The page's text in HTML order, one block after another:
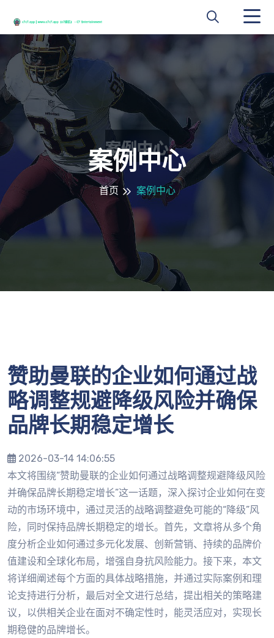
案例中心
首页 案例中心
赞助曼联的企业如何通过战
略调整规避降级风险并确保
品牌长期稳定增长
2026-03-14 14:06:55
本文将围绕“赞助曼联的企业如何通过战略调整规避降级风险
并确保品牌长期稳定增长”这一话题，深入探讨企业如何在变
动的市场环境中，通过灵活的战略调整避免可能的“降级”风
险，同时保持品牌长期稳定的增长。首先，文章将从多个角
度分析企业如何通过多元化发展、创新营销、持续的品牌价
值建设和全球化布局，增强自身抗风险能力。接下来，本文
将详细阐述每个方面的具体战略措施，并通过实际案例和理
论支持进行分析，最后对全文进行总结，提出相关的策略建
议，以供相关企业在面对不确定性时，能灵活应对，实现长
期稳健的品牌增长。